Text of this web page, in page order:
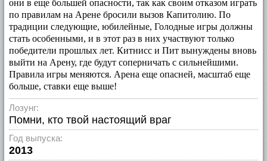
они в еще большей опасности, так как своим отказом играть
по правилам на Арене бросили вызов Капитолию. По
традиции следующие, юбилейные, Голодные игры должны
стать особенными, и в этот раз в них участвуют только
победители прошлых лет. Китнисс и Пит вынуждены вновь
выйти на Арену, где будут соперничать с сильнейшими.
Правила игры меняются. Арена еще опасней, масштаб еще
больше, ставки еще выше!
Лозунг:
Помни, кто твой настоящий враг
Год выпуска:
2013